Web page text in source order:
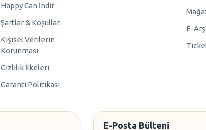
Happy Can İndir
Şartlar & Koşullar
Kişisel Verilerin
Korunması
Gizlilik İlkeleri
Garanti Politikası
E-
E-Posta Bülteni